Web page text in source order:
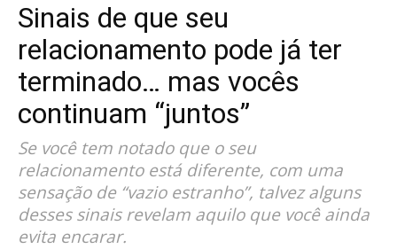
Sinais de que seu
relacionamento pode já ter
terminado… mas vocês
continuam “juntos”
Se você tem notado que o seu
relacionamento está diferente, com uma
sensação de “vazio estranho”, talvez alguns
desses sinais revelam aquilo que você ainda
evita encarar.